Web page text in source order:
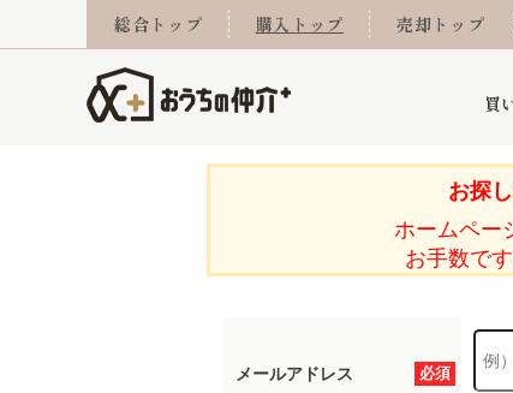
総合トップ 購入トップ 売却トップ
買
学区から探す
当社お預かり物件 グループ会社施工
売却査定実績
住み替え 離婚
建築事例リフォーム事
採
小手指営業所 所沢営業所
マンションカタログ
オンライン相談予約
お探
ホームペー
お手数で
必須
メールアドレス